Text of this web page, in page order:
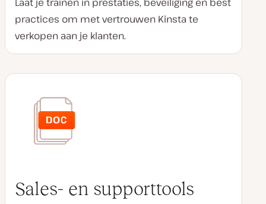
practices om met vertrouwen Kinsta te
verkopen aan je klanten.
Sales- en supporttools